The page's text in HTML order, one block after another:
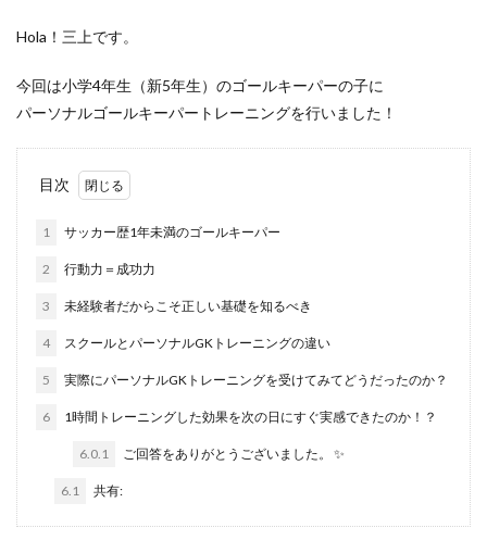
Hola！三上です。
今回は小学4年生（新5年生）のゴールキーパーの子に
パーソナルゴールキーパートレーニングを行いました！
目次
1 サッカー歴1年未満のゴールキーパー
2 行動力＝成功力
3 未経験者だからこそ正しい基礎を知るべき
4 スクールとパーソナルGKトレーニングの違い
5 実際にパーソナルGKトレーニングを受けてみてどうだったのか？
6 1時間トレーニングした効果を次の日にすぐ実感できたのか！？
6.0.1 ご回答をありがとうございました。 ✨
6.1 共有:
スカウトマン
ステッピング
ステップ
ストレス
スピード スペイン
スポーツ科学部
スマートフォン
スーパーな基本技術
セカンドアクション
チャンネル登録者数
ツイッター
テア・シュテーゲン
ティポ・クルトワ
ディストリビューション
ディフレクティング
トップ登録
トライ＆エラー＆トライ
トレセン
トレーニング
トレーニングウェア